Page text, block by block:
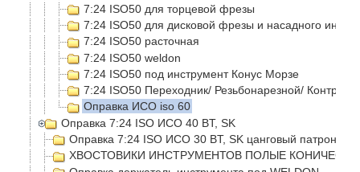
7:24 ISO50 для торцевой фрезы
7:24 ISO50 для дисковой фрезы и насадного
7:24 ISO50 расточная
7:24 ISO50 weldon
7:24 ISO50 под инструмент Конус Морзе
7:24 ISO50 Переходник/ Резьбонарезной/
Оправка ИСО iso 60
Оправка 7:24 ISO ИСО 40 BT, SK
Оправка 7:24 ISO ИСО 30 BT, SK цанговый патрон
ХВОСТОВИКИ ИНСТРУМЕНТОВ ПОЛЫЕ